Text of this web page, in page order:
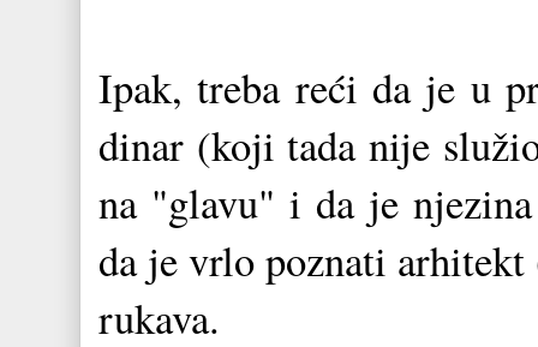
Ipak, treba reći da je u
dinar (koji tada nije
na "glavu" i da je
da je vrlo poznati
rukava.